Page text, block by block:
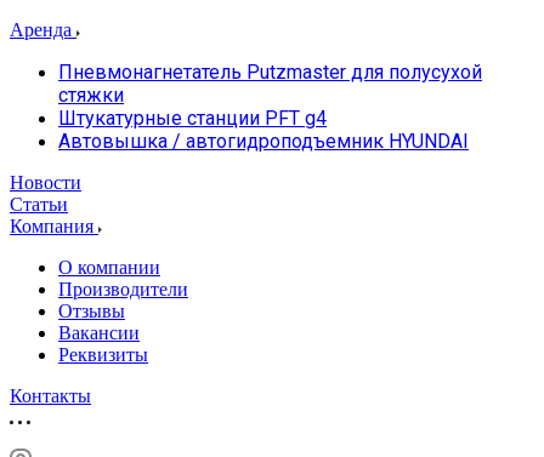
Аренда
Пневмонагнетатель Putzmaster для полусухой
стяжки
Штукатурные станции PFT g4
Автовышка / автогидроподъемник HYUNDAI
Новости
Статьи
Компания
О компании
Производители
Отзывы
Вакансии
Реквизиты
Контакты